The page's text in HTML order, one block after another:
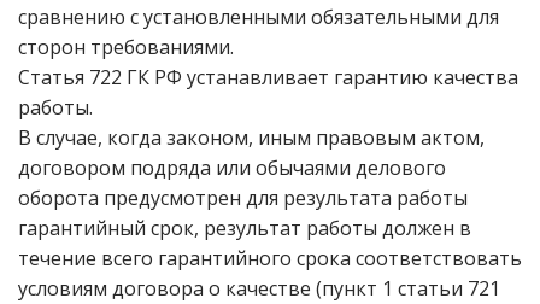
сравнению с установленными обязательными для
сторон требованиями.
Статья 722 ГК РФ устанавливает гарантию качества
работы.
В случае, когда законом, иным правовым актом,
договором подряда или обычаями делового
оборота предусмотрен для результата работы
гарантийный срок, результат работы должен в
течение всего гарантийного срока соответствовать
условиям договора о качестве (пункт 1 статьи 721